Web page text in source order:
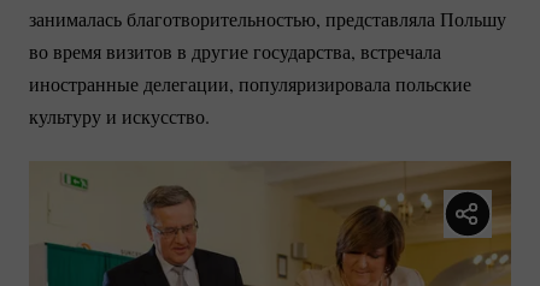
занималась благотворительностью, представляла Польшу
во время визитов в другие государства, встречала
иностранные делегации, популяризировала польские
культуру и искусство.